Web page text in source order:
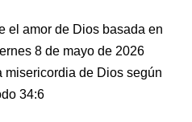
misericordia de Dios según
34:6